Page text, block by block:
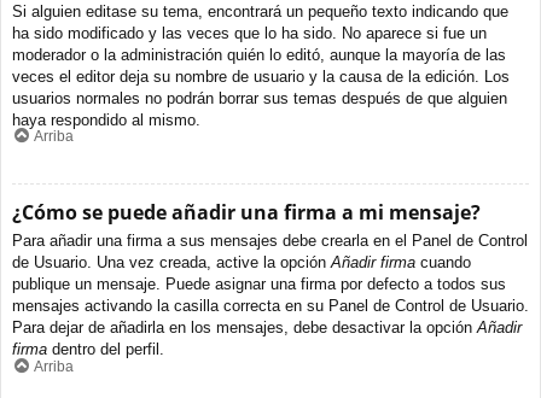
Si alguien editase su tema, encontrará un pequeño texto indicando que
ha sido modificado y las veces que lo ha sido. No aparece si fue un
moderador o la administración quién lo editó, aunque la mayoría de las
veces el editor deja su nombre de usuario y la causa de la edición. Los
usuarios normales no podrán borrar sus temas después de que alguien
haya respondido al mismo.
Arriba
¿Cómo se puede añadir una firma a mi mensaje?
Para añadir una firma a sus mensajes debe crearla en el Panel de Control
de Usuario. Una vez creada, active la opciónAñadir firma cuando
publique un mensaje. Puede asignar una firma por defecto a todos sus
mensajes activando la casilla correcta en su Panel de Control de Usuario.
Para dejar de añadirla en los mensajes, debe desactivar la opciónAñadir
firma dentro del perfil.
Arriba